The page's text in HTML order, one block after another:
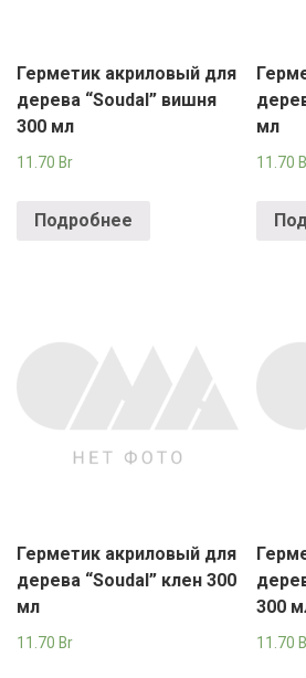
Герметик акриловый для
дерева “Soudal” вишня
300 мл
11.70 Br
Подробнее
мл
11.70
Герметик акриловый для
дерева “Soudal” клен 300
мл
11.70 Br
300
11.70